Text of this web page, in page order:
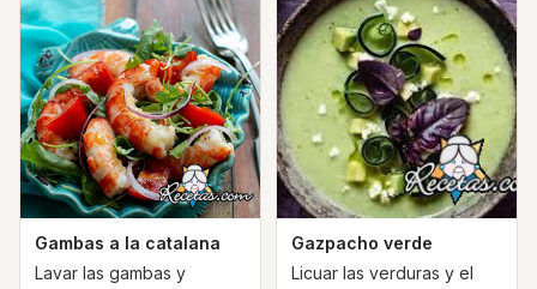
Gambas a la catalana
Lavar las gambas y
Gazpacho verde
Licuar las verduras y el